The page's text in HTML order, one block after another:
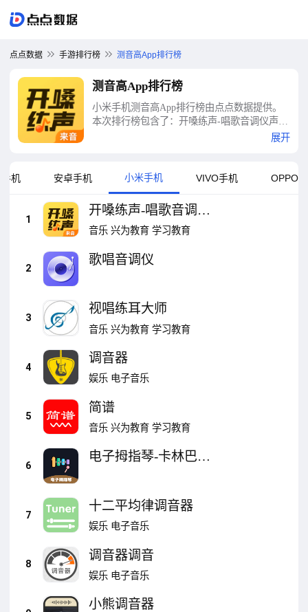
点点数据 手游排行榜 测音高App排行榜
测音高App排行榜
小米手机测音高App排行榜由点点数据提供。
本次排行榜包含了：开嗓练声-唱歌音调仪声乐
教学、歌唱音调仪、视唱练耳大师、调音器、
有声智能动态曲谱等十大测音高App排行榜
展开
机 安卓手机 小米手机 VIVO手机 OPPO
1
开嗓练声-唱歌音调仪
声乐教学
音乐 兴为教育 学习教育
2
歌唱音调仪
3
视唱练耳大师
音乐 兴为教育 学习教育
4
调音器
娱乐 电子音乐
5
简谱
音乐 兴为教育 学习教育
6
电子拇指琴-卡林巴调
7
十二平均律调音器
娱乐 电子音乐
8
调音器调音
娱乐 电子音乐
小熊调音器